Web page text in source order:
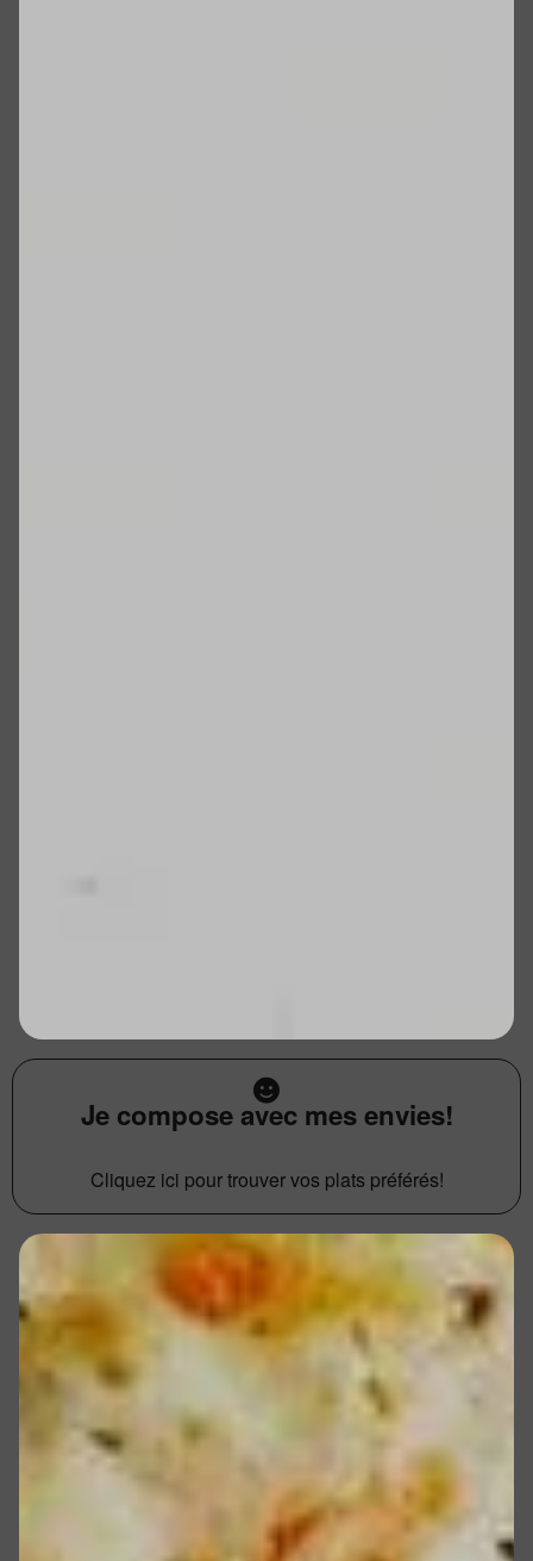
Je compose avec mes envies!
Cliquez ici pour trouver vos plats préférés!